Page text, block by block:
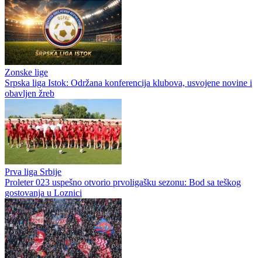
Zonske lige
Srpska liga Istok: Održana konferencija klubova, usvojene novine i
obavljen žreb
Prva liga Srbije
Proleter 023 uspešno otvorio prvoligašku sezonu: Bod sa teškog
gostovanja u Loznici